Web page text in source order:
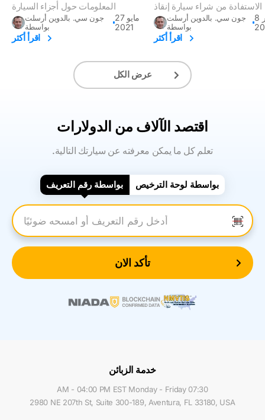
المعلومات حول أجزاء السيارة
جون سي. بالدوين أرسلت
بواسطة
27 مايو
2021
اقرأ أكثر
جون سي. بالدوين أرسلت
بواسطة
8 نوفمبر
اقرأ أكثر
عرض الكل
اقتصد الآلاف من الدولارات
.تعلم كل ما يمكن معرفته عن سيارتك التالية
بواسطة رقم التعريف بواسطة لوحة الترخيص
أدخل رقم التعريف
تأكد الان
خدمة الزبائن
07:30 AM - 04:00 PM EST Monday - Friday
2980 NE 207th St, Suite 300-189, Aventura, FL 33180, USA